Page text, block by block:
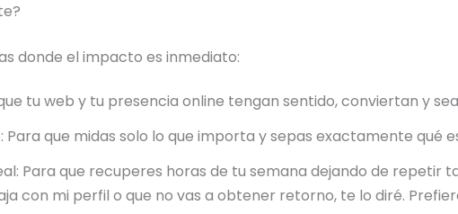
donde el impacto es inmediato:
tu web y tu presencia online tengan sentido, conviertan y
que midas solo lo que importa y sepas exactamente qué
Para que recuperes horas de tu semana dejando de repetir
con mi perfil o que no vas a obtener retorno, te lo diré.